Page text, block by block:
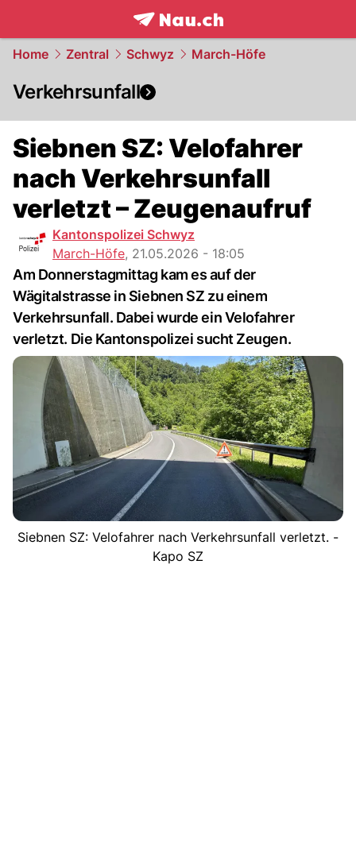
frontpage.NAU.ch
Home Zentral Schwyz March-Höfe
Verkehrsunfall
Siebnen SZ: Velofahrer
nach Verkehrsunfall
verletzt – Zeugenaufruf
Kantonspolizei Schwyz
March-Höfe, 21.05.2026 - 18:05
Am Donnerstagmittag kam es auf der
Wägitalstrasse in Siebnen SZ zu einem
Verkehrsunfall. Dabei wurde ein Velofahrer
verletzt. Die Kantonspolizei sucht Zeugen.
Siebnen SZ: Velofahrer nach Verkehrsunfall verletzt. -
Kapo SZ